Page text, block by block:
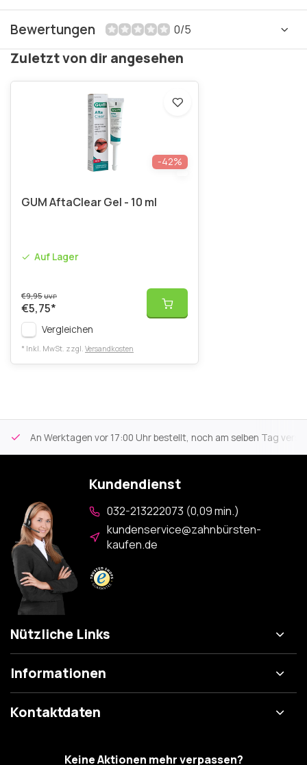
Bewertungen 0/5
Zuletzt von dir angesehen
-42%
GUM AftaClear Gel - 10 ml
Auf Lager
€9,95UVP
€5,75*
Vergleichen
* Inkl. MwSt. zzgl. Versandkosten
An Werktagen vor 17:00 Uhr bestellt, noch am selben Tag
Kundendienst
032-213222073 (0,09 min.)
kundenservice@zahnbürsten-
kaufen.de
Nützliche Links
Informationen
Kontaktdaten
Keine Aktionen mehr verpassen?